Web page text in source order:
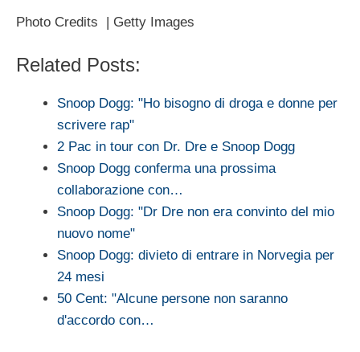
Photo Credits | Getty Images
Related Posts:
Snoop Dogg: "Ho bisogno di droga e donne per
scrivere rap"
2 Pac in tour con Dr. Dre e Snoop Dogg
Snoop Dogg conferma una prossima
collaborazione con…
Snoop Dogg: "Dr Dre non era convinto del mio
nuovo nome"
Snoop Dogg: divieto di entrare in Norvegia per
24 mesi
50 Cent: "Alcune persone non saranno
d'accordo con…